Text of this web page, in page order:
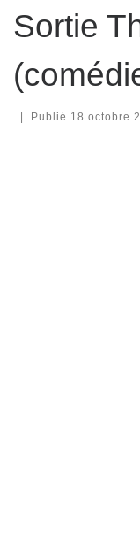
Sortie
Publié 18 octobre